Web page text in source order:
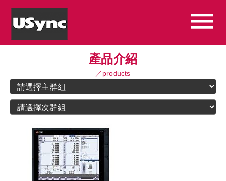
產品介紹
／products